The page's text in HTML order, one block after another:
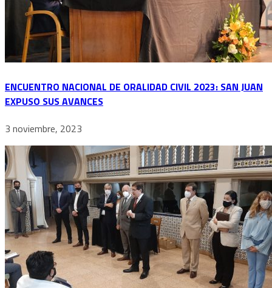
ENCUENTRO NACIONAL DE ORALIDAD CIVIL 2023: SAN JUAN
EXPUSO SUS AVANCES
3 noviembre, 2023